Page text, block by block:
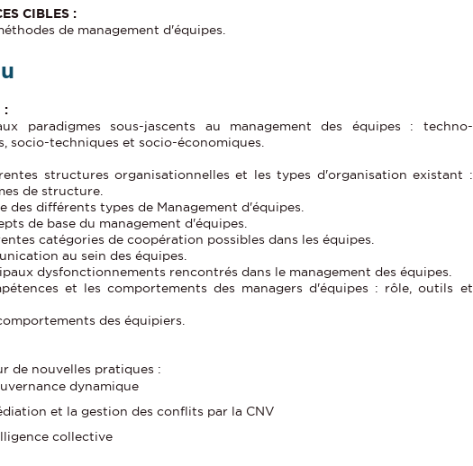
CIBLES :
de management d'équipes.
:
paradigmes sous-jascents au management des équipes : techno-
socio-techniques et socio-économiques.
structures organisationnelles et les types d'organisation existant :
de structure.
des différents types de Management d'équipes.
de base du management d'équipes.
catégories de coopération possibles dans les équipes.
au sein des équipes.
dysfonctionnements rencontrés dans le management des équipes.
et les comportements des managers d'équipes : rôle, outils et
des équipiers.
de nouvelles pratiques :
dynamique
et la gestion des conflits par la CNV
collective